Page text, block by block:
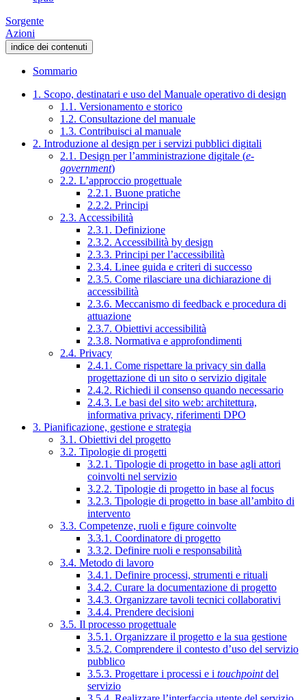
Sorgente
Azioni
indice dei contenuti
Sommario
1. Scopo, destinatari e uso del Manuale operativo di design
1.1. Versionamento e storico
1.2. Consultazione del manuale
1.3. Contribuisci al manuale
2. Introduzione al design per i servizi pubblici digitali
2.1. Design per l’amministrazione digitale (e-
government)
2.2. L’approccio progettuale
2.2.1. Buone pratiche
2.2.2. Principi
2.3. Accessibilità
2.3.1. Definizione
2.3.2. Accessibilità by design
2.3.3. Principi per l’accessibilità
2.3.4. Linee guida e criteri di successo
2.3.5. Come rilasciare una dichiarazione di
accessibilità
2.3.6. Meccanismo di feedback e procedura di
attuazione
2.3.7. Obiettivi accessibilità
2.3.8. Normativa e approfondimenti
2.4. Privacy
2.4.1. Come rispettare la privacy sin dalla
progettazione di un sito o servizio digitale
2.4.2. Richiedi il consenso quando necessario
2.4.3. Le basi del sito web: architettura,
informativa privacy, riferimenti DPO
3. Pianificazione, gestione e strategia
3.1. Obiettivi del progetto
3.2. Tipologie di progetti
3.2.1. Tipologie di progetto in base agli attori
coinvolti nel servizio
3.2.2. Tipologie di progetto in base al focus
3.2.3. Tipologie di progetto in base all’ambito di
intervento
3.3. Competenze, ruoli e figure coinvolte
3.3.1. Coordinatore di progetto
3.3.2. Definire ruoli e responsabilità
3.4. Metodo di lavoro
3.4.1. Definire processi, strumenti e rituali
3.4.2. Curare la documentazione di progetto
3.4.3. Organizzare tavoli tecnici collaborativi
3.4.4. Prendere decisioni
3.5. Il processo progettuale
3.5.1. Organizzare il progetto e la sua gestione
3.5.2. Comprendere il contesto d’uso del servizio
pubblico
3.5.3. Progettare i processi e i touchpointdel
servizio